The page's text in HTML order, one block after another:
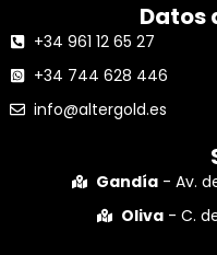
Datos
+34 961 12 65 27
+34 744 628 446
info@altergold.es
Gandía - Av.
Oliva - C.